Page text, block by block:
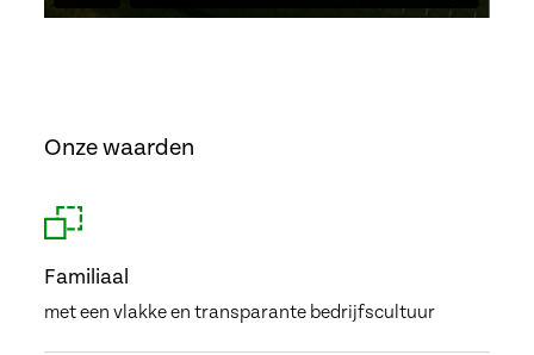
Onze waarden
Familiaal
met een vlakke en transparante bedrijfscultuur